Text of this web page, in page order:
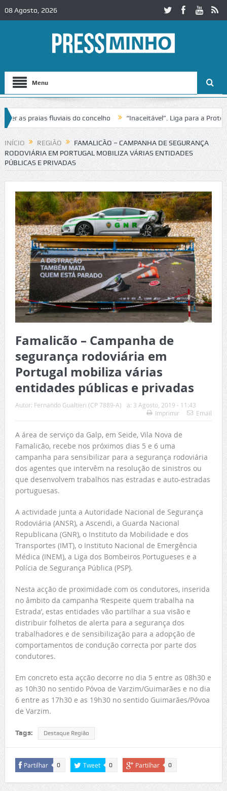
08 Agosto, 2026
Menu
praias fluviais do concelho “Inaceitável”. Liga para a Proteção
de trânsito no IC2 em Alcobaça Igreja do Castelo de
INÍCIO REGIÃO
FAMALICÃO – CAMPANHA DE SEGURANÇA
RODOVIÁRIA EM PORTUGAL MOBILIZA VÁRIAS ENTIDADES
PÚBLICAS E PRIVADAS
Famalicão – Campanha de
segurança rodoviária em
Portugal mobiliza várias
entidades públicas e privadas
Autor: Fernando Gualtieri (CP 7889-A) a: 3 Agosto, 2019 - 11:43
Imprimir
Email
A área de serviço da Galp, em Seide, Vila Nova de
Famalicão, recebe nos próximos dias 5 e 6 uma
campanha para sensibilizar para a segurança rodoviária
dos agentes que intervêm na resolução de sinistros ou
que desenvolvem trabalhos nas estradas e auto-estradas
portuguesas.
A actividade junta a Autoridade Nacional de Segurança
Rodoviária (ANSR), a Ascendi, a Guarda Nacional
Republicana (GNR), o Instituto da Mobilidade e dos
Transportes (IMT), o Instituto Nacional de Emergência
Médica (INEM), a Liga dos Bombeiros Portugueses e a
Polícia de Segurança Pública (PSP).
Nesta acção de proximidade com os condutores, inserida
no âmbito da campanha ‘Respeite quem trabalha na
Estrada’, estas entidades vão partilhar a sua visão e
distribuir folhetos de alerta para a segurança dos
trabalhadores e de sensibilização para a adopção de
comportamentos de condução correcta por parte dos
condutores.
Em concreto esta açcão decorre no dia 5 entre as 08h30 e
as 10h30 no sentido Póvoa de Varzim/Guimarães e no dia
6 entre as 17h30 e as 19h30 no sentido Guimarães/Póvoa
de Varzim.
Tags: Destaque Região
Partilhar 0 Tweet 0 Partilhar 0